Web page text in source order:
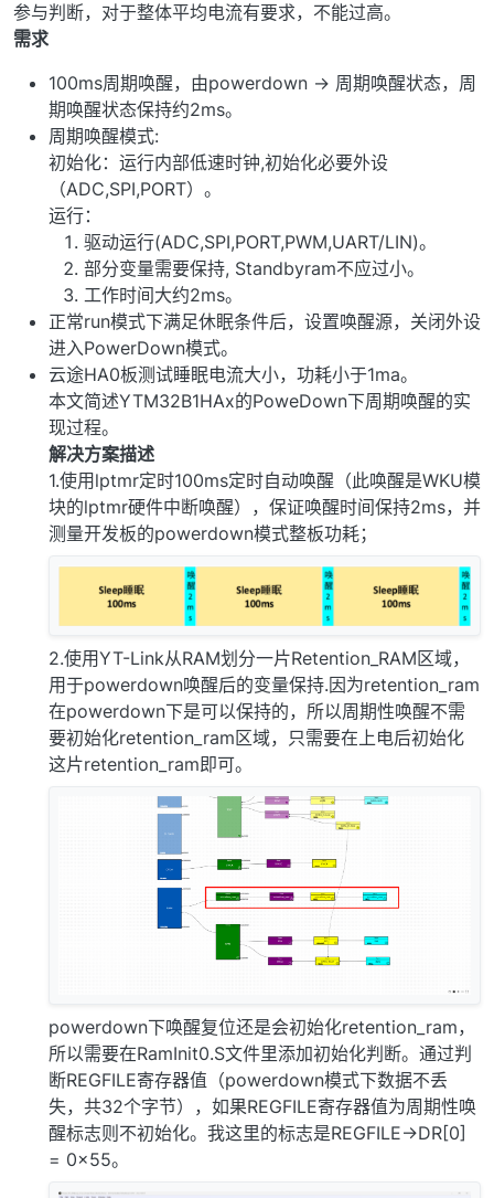
参与判断，对于整体平均电流有要求，不能过高。
需求
100ms周期唤醒，由powerdown -> 周期唤醒状态，周
期唤醒状态保持约2ms。
周期唤醒模式:
初始化：运行内部低速时钟,初始化必要外设
（ADC,SPI,PORT）。
运行：
驱动运行(ADC,SPI,PORT,PWM,UART/LIN)。
部分变量需要保持, Standbyram不应过小。
工作时间大约2ms。
正常run模式下满足休眠条件后，设置唤醒源，关闭外设
进入PowerDown模式。
云途HA0板测试睡眠电流大小，功耗小于1ma。
本文简述YTM32B1HAx的PoweDown下周期唤醒的实
现过程。
解决方案描述
1.使用lptmr定时100ms定时自动唤醒（此唤醒是WKU模
块的lptmr硬件中断唤醒），保证唤醒时间保持2ms，并
测量开发板的powerdown模式整板功耗；
2.使用YT-Link从RAM划分一片Retention_RAM区域，
用于powerdown唤醒后的变量保持.因为retention_ram
在powerdown下是可以保持的，所以周期性唤醒不需
要初始化retention_ram区域，只需要在上电后初始化
这片retention_ram即可。
powerdown下唤醒复位还是会初始化retention_ram，
所以需要在RamInit0.S文件里添加初始化判断。通过判
断REGFILE寄存器值（powerdown模式下数据不丢
失，共32个字节），如果REGFILE寄存器值为周期性唤
醒标志则不初始化。我这里的标志是REGFILE->DR[0]
= 0x55。